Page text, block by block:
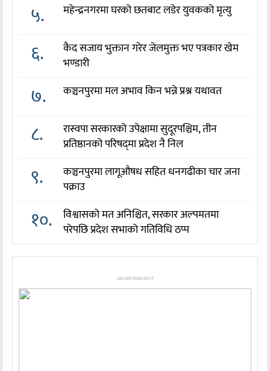
५. महेन्द्रनगरमा घरको छतबाट लडेर युवकको मृत्यु
६.
कैद सजाय भुक्तान गरेर जेलमुक्त भए पत्रकार खेम
भण्डारी
७. कञ्चनपुरमा मल अभाव किन भन्ने प्रश्न यथावत
८.
रास्वपा सरकारको उपेक्षामा सुदूरपश्चिम, तीन
प्रतिष्ठानको परिषद्‌मा प्रदेश नै निल
९.
कञ्चनपुरमा लागूऔषध सहित धनगढीका चार जना
पक्राउ
१०.
विश्वासको मत अनिश्चित, सरकार अल्पमतमा
परेपछि प्रदेश सभाको गतिविधि ठप्प
ADVERTISEMENT